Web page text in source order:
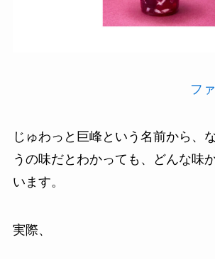
フ
じゅわっと巨峰という名前から、
うの味だとわかっても、どんな味
います。
実際、